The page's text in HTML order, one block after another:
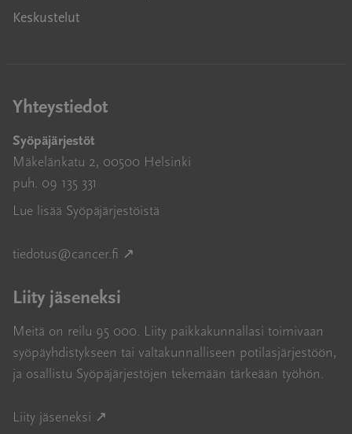
Keskustelut
Yhteystiedot
Syöpäjärjestöt
Mäkelänkatu 2, 00500 Helsinki
puh. 09 135 331
Lue lisää Syöpäjärjestöistä
tiedotus@cancer.fi ↗
Liity jäseneksi
Meitä on reilu 95 000. Liity paikkakunnallasi toimivaan
syöpäyhdistykseen tai valtakunnalliseen potilasjärjestöön,
ja osallistu Syöpäjärjestöjen tekemään tärkeään työhön.
Liity jäseneksi ↗